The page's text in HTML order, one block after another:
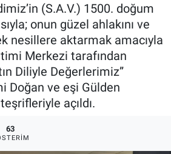
(S.A.V.) 1500. doğum
onun güzel ahlakını ve
nesillere aktarmak amacıyla
Merkezi tarafından
Diliyle Değerlerimiz”
Doğan ve eşi Gülden
açıldı.
63